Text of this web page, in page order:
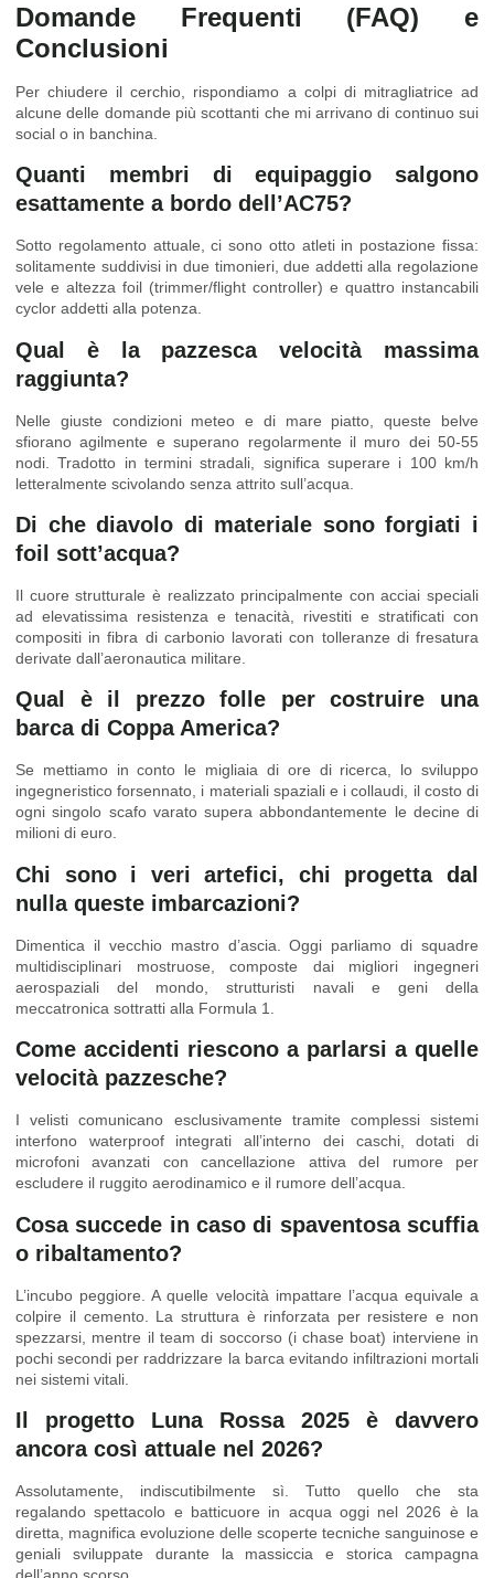
Domande Frequenti (FAQ) e
Conclusioni
Per chiudere il cerchio, rispondiamo a colpi di mitragliatrice ad
alcune delle domande più scottanti che mi arrivano di continuo sui
social o in banchina.
Quanti membri di equipaggio salgono
esattamente a bordo dell’AC75?
Sotto regolamento attuale, ci sono otto atleti in postazione fissa:
solitamente suddivisi in due timonieri, due addetti alla regolazione
vele e altezza foil (trimmer/flight controller) e quattro instancabili
cyclor addetti alla potenza.
Qual è la pazzesca velocità massima
raggiunta?
Nelle giuste condizioni meteo e di mare piatto, queste belve
sfiorano agilmente e superano regolarmente il muro dei 50-55
nodi. Tradotto in termini stradali, significa superare i 100 km/h
letteralmente scivolando senza attrito sull’acqua.
Di che diavolo di materiale sono forgiati i
foil sott’acqua?
Il cuore strutturale è realizzato principalmente con acciai speciali
ad elevatissima resistenza e tenacità, rivestiti e stratificati con
compositi in fibra di carbonio lavorati con tolleranze di fresatura
derivate dall’aeronautica militare.
Qual è il prezzo folle per costruire una
barca di Coppa America?
Se mettiamo in conto le migliaia di ore di ricerca, lo sviluppo
ingegneristico forsennato, i materiali spaziali e i collaudi, il costo di
ogni singolo scafo varato supera abbondantemente le decine di
milioni di euro.
Chi sono i veri artefici, chi progetta dal
nulla queste imbarcazioni?
Dimentica il vecchio mastro d’ascia. Oggi parliamo di squadre
multidisciplinari mostruose, composte dai migliori ingegneri
aerospaziali del mondo, strutturisti navali e geni della
meccatronica sottratti alla Formula 1.
Come accidenti riescono a parlarsi a quelle
velocità pazzesche?
I velisti comunicano esclusivamente tramite complessi sistemi
interfono waterproof integrati all’interno dei caschi, dotati di
microfoni avanzati con cancellazione attiva del rumore per
escludere il ruggito aerodinamico e il rumore dell’acqua.
Cosa succede in caso di spaventosa scuffia
o ribaltamento?
L’incubo peggiore. A quelle velocità impattare l’acqua equivale a
colpire il cemento. La struttura è rinforzata per resistere e non
spezzarsi, mentre il team di soccorso (i chase boat) interviene in
pochi secondi per raddrizzare la barca evitando infiltrazioni mortali
nei sistemi vitali.
Il progetto Luna Rossa 2025 è davvero
ancora così attuale nel 2026?
Assolutamente, indiscutibilmente sì. Tutto quello che sta
regalando spettacolo e batticuore in acqua oggi nel 2026 è la
diretta, magnifica evoluzione delle scoperte tecniche sanguinose e
geniali sviluppate durante la massiccia e storica campagna